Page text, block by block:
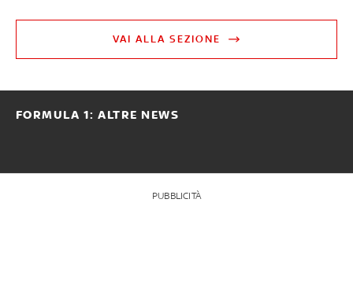
VAI ALLA SEZIONE
FORMULA 1: ALTRE NEWS
PUBBLICITÀ